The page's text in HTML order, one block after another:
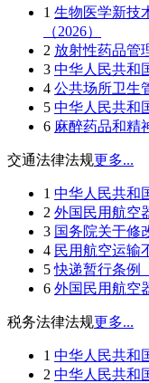
1 生物医学新技
（2026）
2 放射性药品管
3 中华人民共和
4 公共场所卫生
5 中华人民共和
6 麻醉药品和精
交通法律法规更多...
1 中华人民共和
2 外国民用航空
3 国务院关于修
4 民用航空运输
5 快递暂行条例
6 外国民用航空
税务法律法规更多...
1 中华人民共和
2 中华人民共和